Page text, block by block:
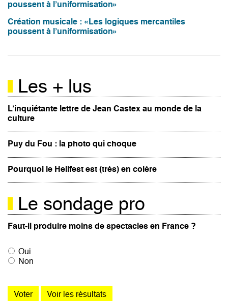
poussent à l’uniformisation»
Création musicale : «Les logiques mercantiles
poussent à l’uniformisation»
Les + lus
L’inquiétante lettre de Jean Castex au monde de la
culture
Puy du Fou : la photo qui choque
Pourquoi le Hellfest est (très) en colère
Le sondage pro
Faut-il produire moins de spectacles en France ?
Oui
Non